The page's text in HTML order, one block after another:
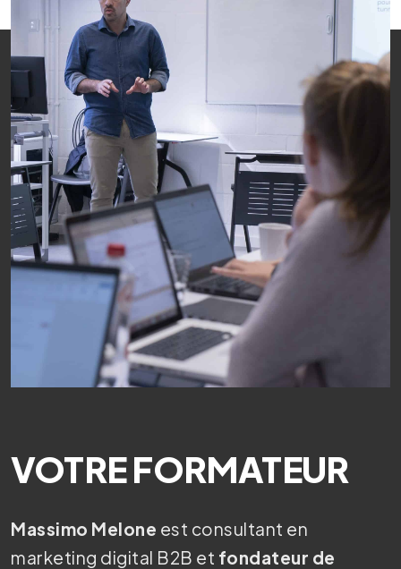
VOTRE FORMATEUR
Massimo Melone est consultant en
marketing digital B2B et fondateur de